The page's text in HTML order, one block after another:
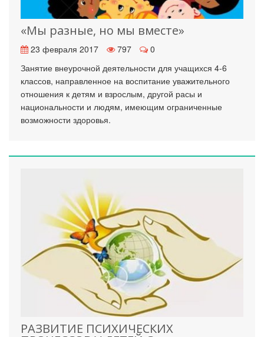
«Мы разные, но мы вместе»
23 февраля 2017 797
0
Занятие внеурочной деятельности для учащихся 4-6
классов, направленное на воспитание уважительного
отношения к детям и взрослым, другой расы и
национальности и людям, имеющим ограниченные
возможности здоровья.
РАЗВИТИЕ ПСИХИЧЕСКИХ